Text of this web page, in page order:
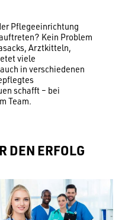
Pflegeeinrichtung
Kein Problem
Arztkitteln,
viele
in verschiedenen
schafft – bei
Team.
DEN ERFOLG